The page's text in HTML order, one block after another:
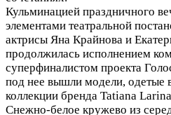
Кульминацией праздничного
элементами театральной
актрисы Яна Крайнова и
продолжилась исполнением
суперфиналистом проекта
под нее вышли модели, одетые
коллекции бренда Tatiana
Снежно-белое кружево из